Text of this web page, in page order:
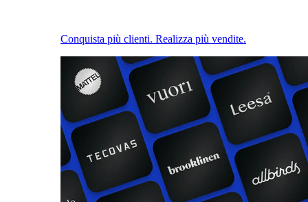
Conquista più clienti. Realizza più vendite.